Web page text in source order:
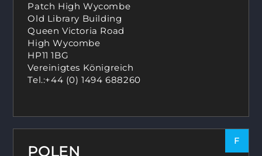
Patch High Wycombe
Old Library Building
Queen Victoria Road
High Wycombe
HP11 1BG
Vereinigtes Königreich
Tel.:+44 (0) 1494 688260
F
POLEN